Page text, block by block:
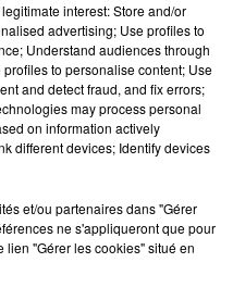
pollution
31 janvier
GIMS
A
interest: Store and/or
advertising; Use profiles to
Understand audiences through
to personalise content; Use
and detect fraud, and fix errors;
may process personal
on information actively
different devices; Identify devices
et/ou partenaires dans "Gérer
ne s'appliqueront que pour
lien "Gérer les cookies" situé en